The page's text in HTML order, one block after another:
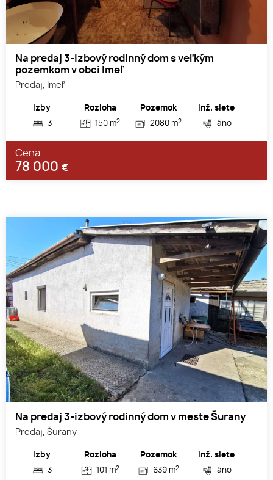
Na predaj 3-izbový rodinný dom s veľkým
pozemkom v obci Imeľ
Predaj, Imeľ
Izby
3
Rozloha
150 m2
Pozemok
2080 m2
Inž. siete
áno
Cena
78 000 €
Na predaj 3-izbový rodinný dom v meste Šurany
Predaj, Šurany
Izby
3
Rozloha
101 m2
Pozemok
639 m2
Inž. siete
áno